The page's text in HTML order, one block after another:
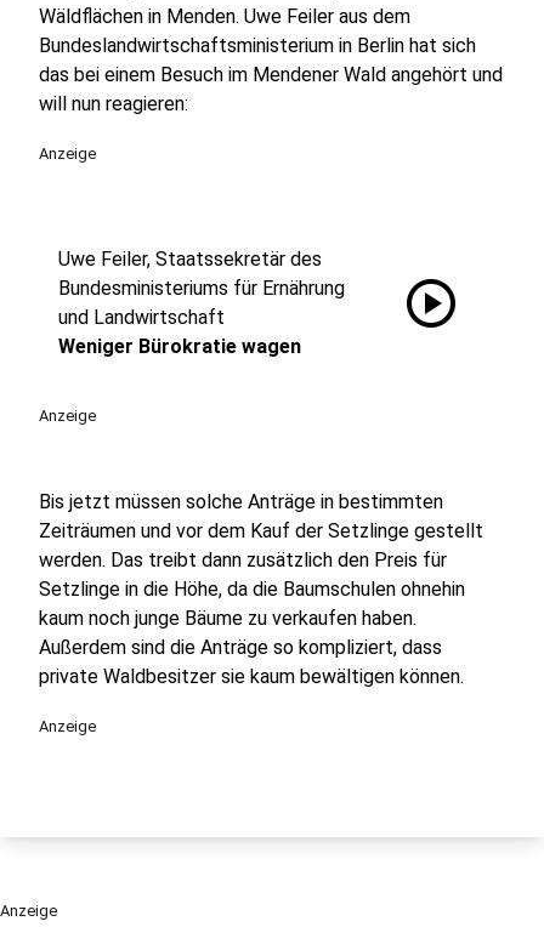
Wäldflächen in Menden. Uwe Feiler aus dem
Bundeslandwirtschaftsministerium in Berlin hat sich
das bei einem Besuch im Mendener Wald angehört und
will nun reagieren:
Anzeige
Uwe Feiler, Staatssekretär des
Bundesministeriums für Ernährung
und Landwirtschaft
Weniger Bürokratie wagen
play_circle
Anzeige
Bis jetzt müssen solche Anträge in bestimmten
Zeiträumen und vor dem Kauf der Setzlinge gestellt
werden. Das treibt dann zusätzlich den Preis für
Setzlinge in die Höhe, da die Baumschulen ohnehin
kaum noch junge Bäume zu verkaufen haben.
Außerdem sind die Anträge so kompliziert, dass
private Waldbesitzer sie kaum bewältigen können.
Anzeige
Anzeige